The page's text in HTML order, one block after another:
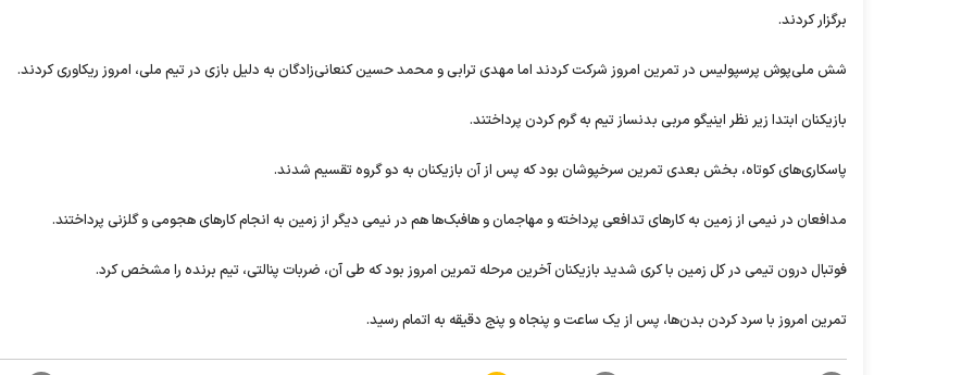
برگزار کردند.
شش ملی‌پوش پرسپولیس در تمرین امروز شرکت کردند اما مهدی ترابی و محمد حسین کنعانی‌زادگان به دلیل بازی در تیم ملی، امروز ریکاوری کردند.
بازیکنان ابتدا زیر نظر اینیگو مربی بدنساز تیم به گرم کردن پرداختند.
پاسکاری‌های کوتاه، بخش بعدی تمرین سرخپوشان بود که پس از آن بازیکنان به دو گروه تقسیم شدند.
مدافعان در نیمی از زمین به کارهای تدافعی پرداخته و مهاجمان و هافبک‌ها هم در نیمی دیگر از زمین به انجام کارهای هجومی و گلزنی پرداختند.
فوتبال درون تیمی در کل زمین با کری شدید بازیکنان آخرین مرحله تمرین امروز بود که طی آن، ضربات پنالتی، تیم برنده را مشخص کرد.
تمرین امروز با سرد کردن بدن‌ها، پس از یک ساعت و پنجاه و پنج دقیقه به اتمام رسید.